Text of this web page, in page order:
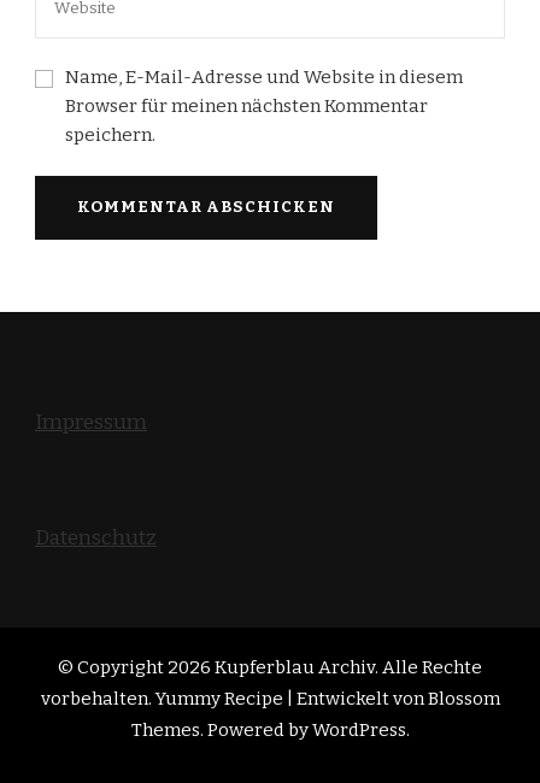
Name, E-Mail-Adresse und Website in diesem
Browser für meinen nächsten Kommentar
speichern.
Impressum
Datenschutz
© Copyright 2026 Kupferblau Archiv. Alle Rechte
vorbehalten. Yummy Recipe | Entwickelt vonBlossom
Themes. Powered byWordPress.